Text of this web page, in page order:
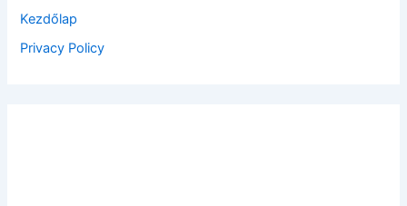
Kezdőlap
Privacy Policy